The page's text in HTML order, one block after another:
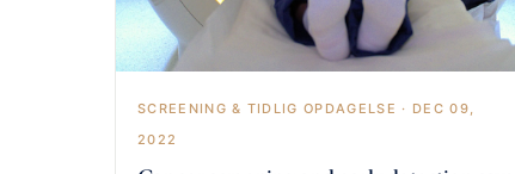
SCREENING & TIDLIG OPDAGELSE · DEC 09,
2022